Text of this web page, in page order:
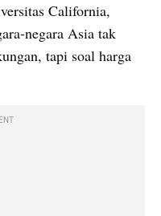
California,
negara Asia tak
tapi soal harga